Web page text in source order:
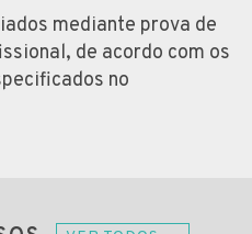
mediante prova de
de acordo com os
no